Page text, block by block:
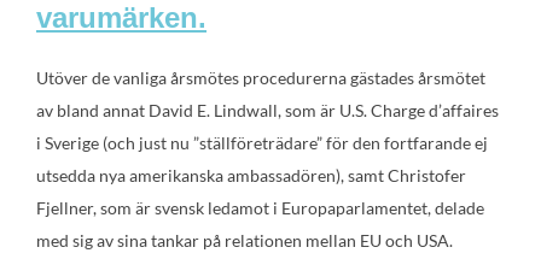
varumärken.
Utöver de vanliga årsmötes procedurerna gästades årsmötet
av bland annat David E. Lindwall, som är U.S. Charge d’affaires
i Sverige (och just nu ”ställföreträdare” för den fortfarande ej
utsedda nya amerikanska ambassadören), samt Christofer
Fjellner, som är svensk ledamot i Europaparlamentet, delade
med sig av sina tankar på relationen mellan EU och USA.